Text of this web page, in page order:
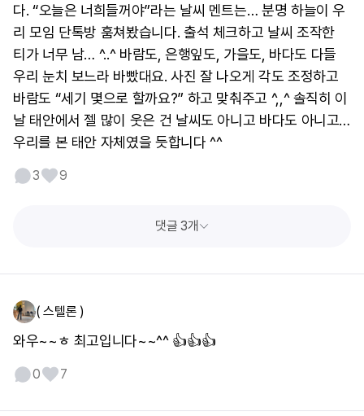
다. “오늘은 너희들꺼야”라는 날씨 멘트는… 분명 하늘이 우
리 모임 단톡방 훔쳐봤습니다. 출석 체크하고 날씨 조작한
티가 너무 남… ^..^ 바람도, 은행잎도, 가을도, 바다도 다들
우리 눈치 보느라 바빴대요. 사진 잘 나오게 각도 조정하고
바람도 “세기 몇으로 할까요?” 하고 맞춰주고 ^,,^ 솔직히 이
날 태안에서 젤 많이 웃은 건 날씨도 아니고 바다도 아니고…
우리를 본 태안 자체였을 듯합니다 ^^
3 9
댓글 3개
( 스텔론 )
와우~~ㅎ 최고입니다~~^^ 👍👍👍
0 7